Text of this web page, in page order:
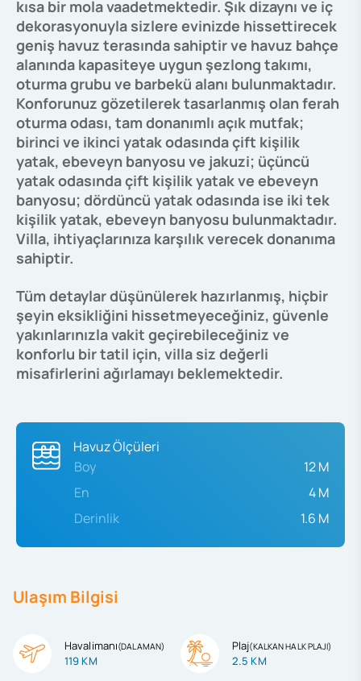
kısa bir mola vaadetmektedir. Şık dizaynı ve iç
dekorasyonuyla sizlere evinizde hissettirecek
geniş havuz terasında sahiptir ve havuz bahçe
alanında kapasiteye uygun şezlong takımı,
oturma grubu ve barbekü alanı bulunmaktadır.
Konforunuz gözetilerek tasarlanmış olan ferah
oturma odası, tam donanımlı açık mutfak;
birinci ve ikinci yatak odasında çift kişilik
yatak, ebeveyn banyosu ve jakuzi; üçüncü
yatak odasında çift kişilik yatak ve ebeveyn
banyosu; dördüncü yatak odasında ise iki tek
kişilik yatak, ebeveyn banyosu bulunmaktadır.
Villa, ihtiyaçlarınıza karşılık verecek donanıma
sahiptir.
Tüm detaylar düşünülerek hazırlanmış, hiçbir
şeyin eksikliğini hissetmeyeceğiniz, güvenle
yakınlarınızla vakit geçirebileceğiniz ve
konforlu bir tatil için, villa siz değerli
misafirlerini ağırlamayı beklemektedir.
Havuz Ölçüleri
Boy
12 M
En
4 M
Derinlik
1.6 M
Ulaşım Bilgisi
Havalimanı(DALAMAN)
119 KM
Plaj(KALKAN HALK PLAJI)
2.5 KM